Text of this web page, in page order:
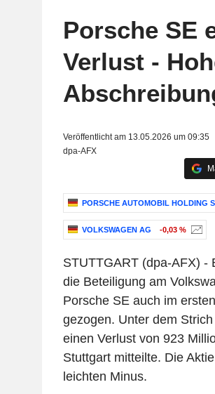
Porsche SE
Verlust -
Veröffentlicht am 13.05.2026 um 09:35
dpa-AFX
PORSCHE AUTOMOBIL HOLDING
VOLKSWAGEN AG -0,03 %
STUTTGART (dpa-AFX) -
die Beteiligung am
Porsche SE auch im
gezogen. Unter dem
einen Verlust von 923
Stuttgart mitteilte. Die
leichten Minus.